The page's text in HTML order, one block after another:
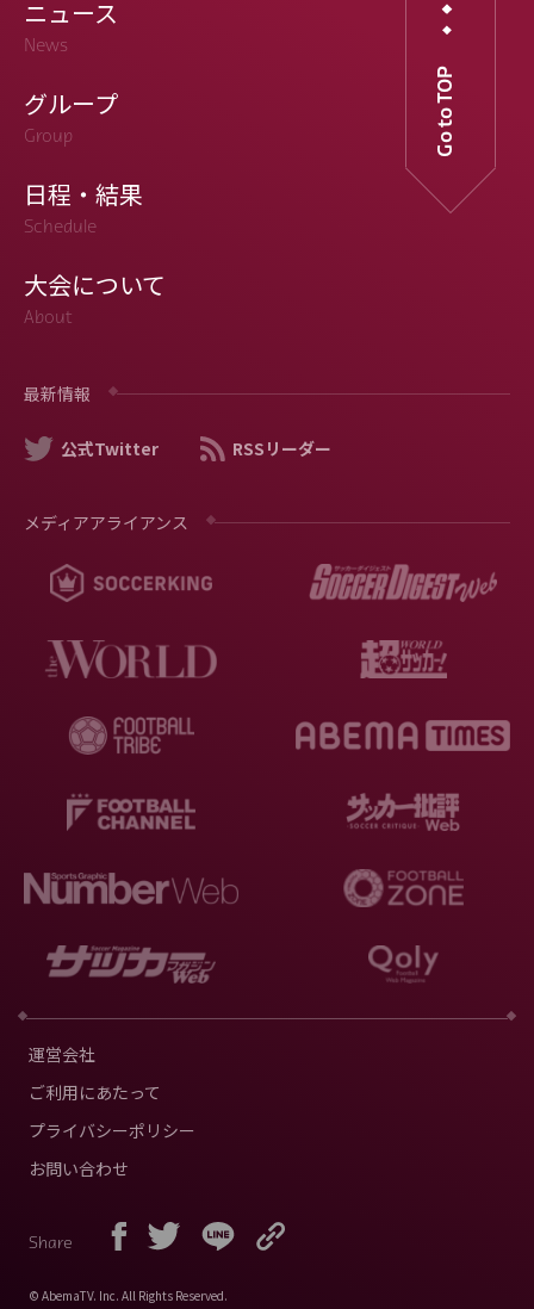
ニュース
News
グループ
Group
日程・結果
Schedule
大会について
About
最新情報
公式Twitter RSSリーダー
メディアアライアンス
Go to TOP
運営会社
ご利用にあたって
プライバシーポリシー
お問い合わせ
Share
© AbemaTV. Inc. All Rights Reserved.